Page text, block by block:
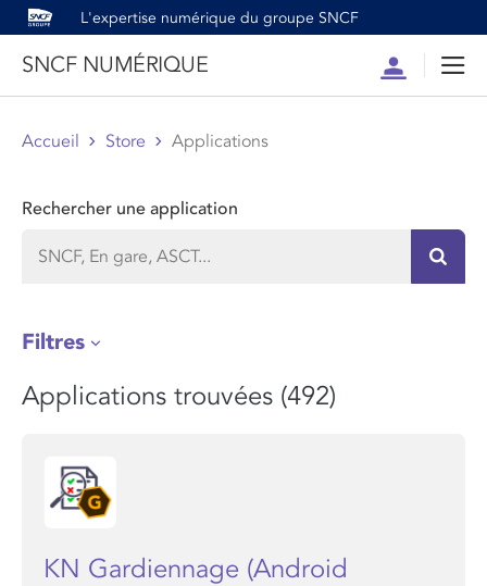
L'expertise numérique du groupe SNCF
SNCF NUMÉRIQUE
Compte
Accueil Store Applications
Rechercher une application
Filtres
Applications trouvées (492)
KN Gardiennage (Android